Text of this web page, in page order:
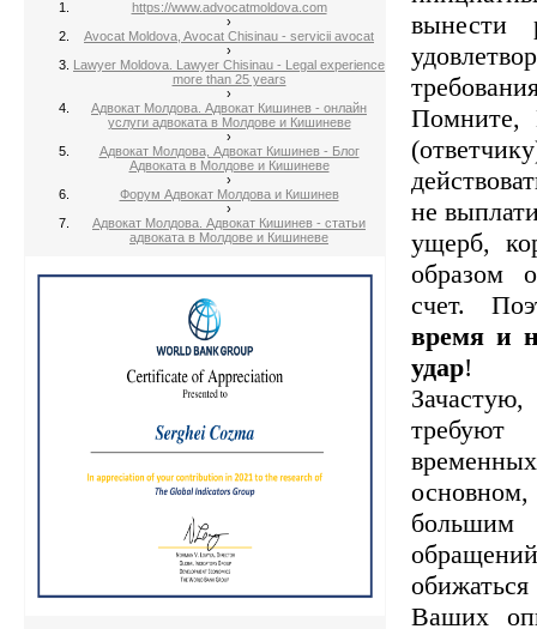
https://www.advocatmoldova.com
›
Avocat Moldova, Avocat Chisinau - servicii avocat
›
Lawyer Moldova. Lawyer Chisinau - Legal experience
more than 25 years
›
Адвокат Молдова. Адвокат Кишинев - онлайн
услуги адвоката в Молдове и Кишиневе
›
Адвокат Молдова, Адвокат Кишинев - Блог
Адвоката в Молдове и Кишиневе
›
Форум Адвокат Молдова и Кишинев
›
Адвокат Молдова. Адвокат Кишинев - статьи
адвоката в Молдове и Кишиневе
вынести
Помните,
не
ущерб,
образом
счет.
время и
удар!
Ваших